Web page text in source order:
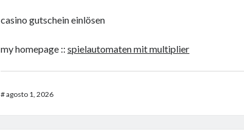
casino gutschein einlösen
my homepage ::spielautomaten mit multiplier
#agosto 1, 2026